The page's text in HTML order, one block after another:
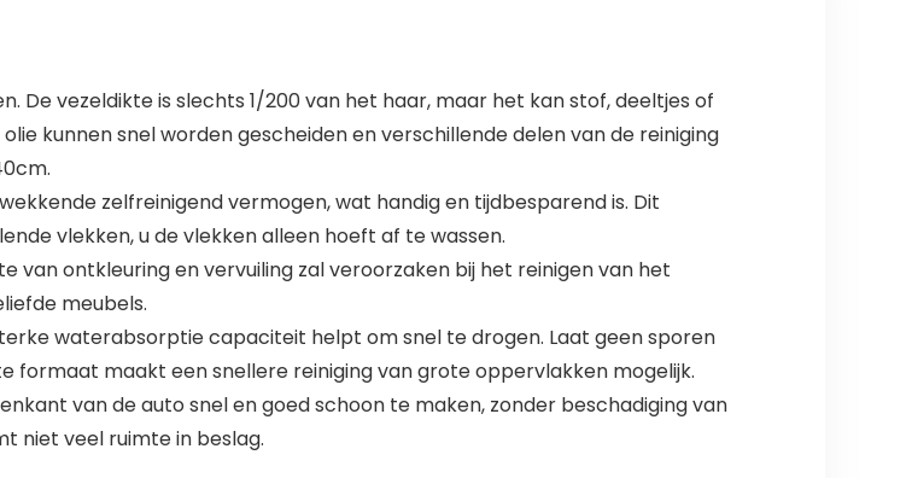
De vezeldikte is slechts 1/200 van het haar, maar het kan stof, deeltjes of
kunnen snel worden gescheiden en verschillende delen van de reiniging
zelfreinigend vermogen, wat handig en tijdbesparend is. Dit
vlekken, u de vlekken alleen hoeft af te wassen.
van ontkleuring en vervuiling zal veroorzaken bij het reinigen van het
meubels.
waterabsorptie capaciteit helpt om snel te drogen. Laat geen sporen
formaat maakt een snellere reiniging van grote oppervlakken mogelijk.
van de auto snel en goed schoon te maken, zonder beschadiging van
niet veel ruimte in beslag.